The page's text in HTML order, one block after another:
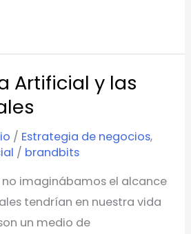
Artificial y las
/ Estrategia de negocios,
/ brandbits
no imaginábamos el alcance
tendrían en nuestra vida
un medio de